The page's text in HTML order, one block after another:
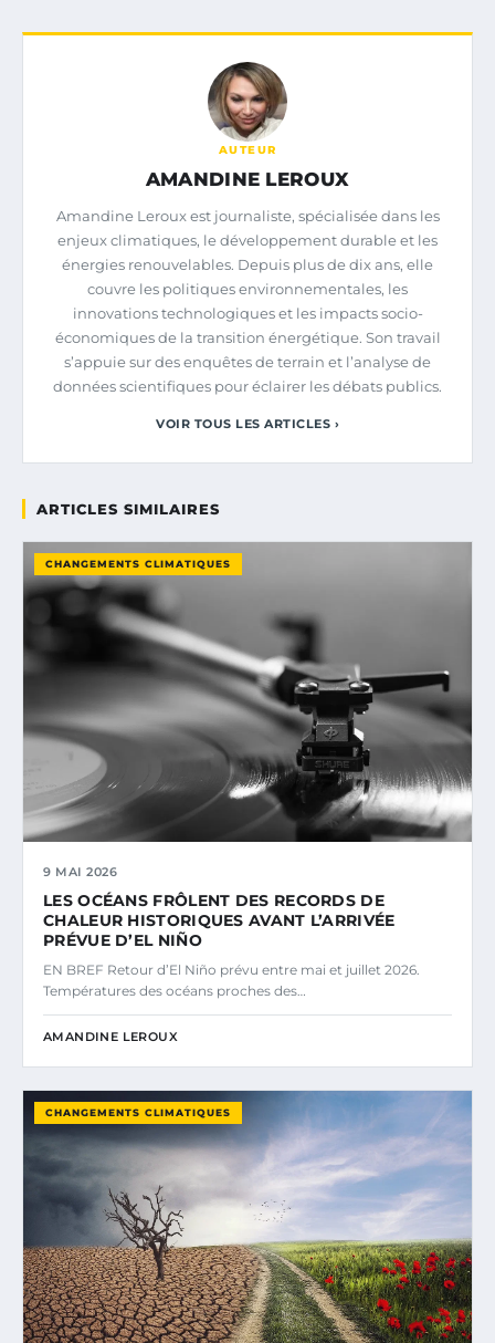
AUTEUR
AMANDINE LEROUX
Amandine Leroux est journaliste, spécialisée dans les
enjeux climatiques, le développement durable et les
énergies renouvelables. Depuis plus de dix ans, elle
couvre les politiques environnementales, les
innovations technologiques et les impacts socio-
économiques de la transition énergétique. Son travail
s’appuie sur des enquêtes de terrain et l’analyse de
données scientifiques pour éclairer les débats publics.
VOIR TOUS LES ARTICLES ›
ARTICLES SIMILAIRES
CHANGEMENTS CLIMATIQUES
9 MAI 2026
LES OCÉANS FRÔLENT DES RECORDS DE
CHALEUR HISTORIQUES AVANT L’ARRIVÉE
PRÉVUE D’EL NIÑO
EN BREF Retour d’El Niño prévu entre mai et juillet 2026.
Températures des océans proches des…
AMANDINE LEROUX
CHANGEMENTS CLIMATIQUES